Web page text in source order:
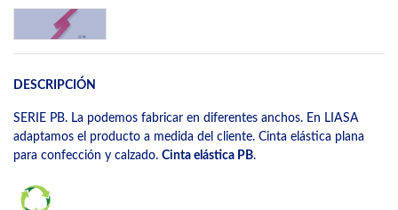
DESCRIPCIÓN
SERIE PB. La podemos fabricar en diferentes anchos. En LIASA
adaptamos el producto a medida del cliente. Cinta elástica plana
para confección y calzado. Cinta elástica PB.